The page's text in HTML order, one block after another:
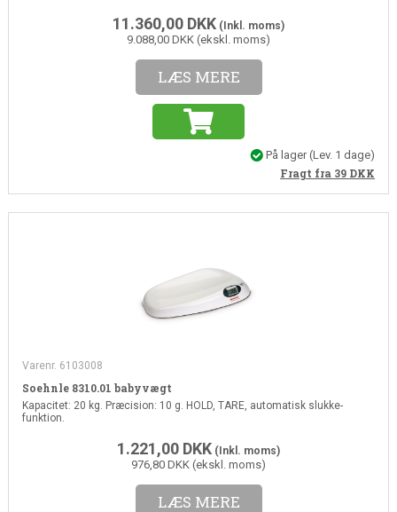
11.360,00 DKK (Inkl. moms)
9.088,00 DKK (ekskl. moms)
LÆS MERE
På lager(Lev. 1 dage)
Fragt fra 39 DKK
Varenr. 6103008
Soehnle 8310.01 babyvægt
Kapacitet: 20 kg. Præcision: 10 g. HOLD, TARE, automatisk slukke-
funktion.
1.221,00 DKK (Inkl. moms)
976,80 DKK (ekskl. moms)
LÆS MERE